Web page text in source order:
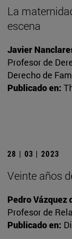
La
escena
Javier
Profesor de
Derecho de
Publicado en:
28 | 03 | 2023
Veinte años
Pedro Vázquez
Profesor de
Publicado en: